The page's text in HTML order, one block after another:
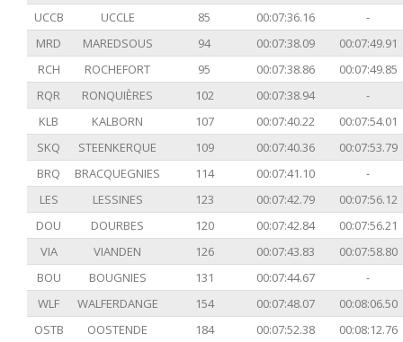
UCCB
UCCLE 85 00:07:36.16
-
MRD
MAREDSOUS 94 00:07:38.09
00:07:49.91
RCH
ROCHEFORT 95 00:07:38.86
00:07:49.85
RQR
RONQUIÈRES 102 00:07:38.94
-
KLB
KALBORN 107 00:07:40.22
00:07:54.01
SKQ
STEENKERQUE 109 00:07:40.36
00:07:53.79
BRQ
BRACQUEGNIES 114 00:07:41.10
-
LES
LESSINES 123 00:07:42.79
00:07:56.12
DOU
DOURBES 120 00:07:42.84
00:07:56.21
VIA
VIANDEN 126 00:07:43.83
00:07:58.80
BOU
BOUGNIES 131 00:07:44.67
-
WLF
WALFERDANGE 154 00:07:48.07
00:08:06.50
OSTB
OOSTENDE 184 00:07:52.38 00:08:12.76